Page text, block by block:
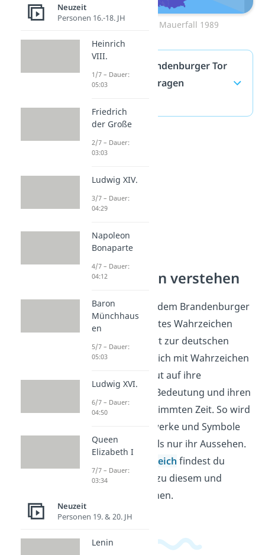
Zum Video: Mauerfall 1989
Quadriga Brandenburger Tor
— häufigste Fragen
Wahrzeichen verstehen
Die Quadriga auf dem Brandenburger
Tor ist ein bekanntes Wahrzeichen
Berlins und gehört zur deutschen
Geschichte. Wer sich mit Wahrzeichen
beschäftigt, schaut auf ihre
Entstehung, ihre Bedeutung und ihren
Platz in einer bestimmten Zeit. So wird
klar, warum Bauwerke und Symbole
oft mehr zeigen als nur ihr Aussehen.
Geschichtsbereich findest du
passende Videos zu diesem und
verwandten Themen.
Neuzeit
Personen 16.-18. JH
Heinrich
VIII.
1/7 – Dauer:
05:03
Friedrich
der Große
2/7 – Dauer:
03:03
Ludwig XIV.
3/7 – Dauer:
04:29
Napoleon
Bonaparte
4/7 – Dauer:
04:12
Baron
Münchhaus
en
5/7 – Dauer:
05:03
Ludwig XVI.
6/7 – Dauer:
04:50
Queen
Elizabeth I
7/7 – Dauer:
03:34
Neuzeit
Personen 19. & 20. JH
Lenin